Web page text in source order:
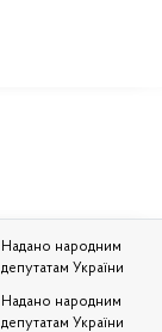
Надано народним
депутатам України
Надано народним
депутатам України